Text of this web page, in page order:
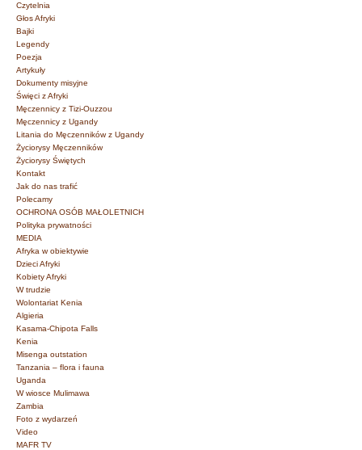
Czytelnia
Głos Afryki
Bajki
Legendy
Poezja
Artykuły
Dokumenty misyjne
Święci z Afryki
Męczennicy z Tizi-Ouzzou
Męczennicy z Ugandy
Litania do Męczenników z Ugandy
Życiorysy Męczenników
Życiorysy Świętych
Kontakt
Jak do nas trafić
Polecamy
OCHRONA OSÓB MAŁOLETNICH
Polityka prywatności
MEDIA
Afryka w obiektywie
Dzieci Afryki
Kobiety Afryki
W trudzie
Wolontariat Kenia
Algieria
Kasama-Chipota Falls
Kenia
Misenga outstation
Tanzania – flora i fauna
Uganda
W wiosce Mulimawa
Zambia
Foto z wydarzeń
Video
MAFR TV